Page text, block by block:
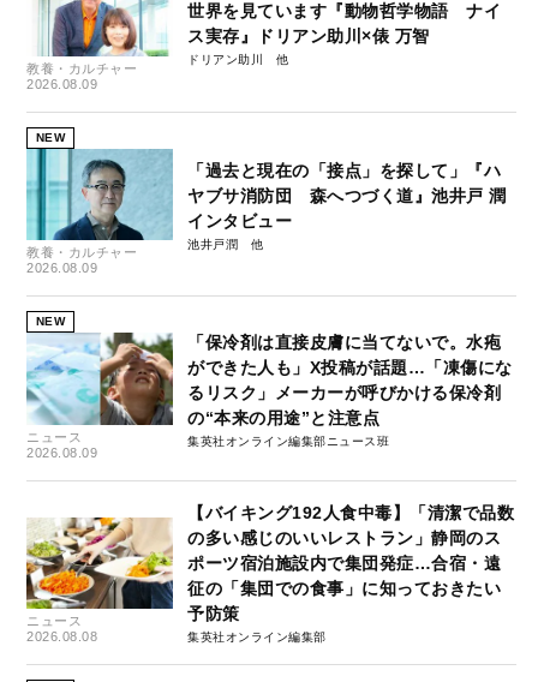
教養・カルチャー
2026.08.09
世界を見ています『動物哲学物語 ナイ
ス実存』ドリアン助川×俵 万智
ドリアン助川
NEW
教養・カルチャー
2026.08.09
「過去と現在の「接点」を探して」『ハ
ヤブサ消防団 森へつづく道』池井戸 潤
インタビュー
池井戸潤
NEW
ニュース
2026.08.09
「保冷剤は直接皮膚に当てないで。水疱
ができた人も」X投稿が話題…「凍傷にな
るリスク」メーカーが呼びかける保冷剤
の“本来の用途”と注意点
集英社オンライン編集部ニュース班
ニュース
2026.08.08
【バイキング192人食中毒】「清潔で品数
の多い感じのいいレストラン」静岡のス
ポーツ宿泊施設内で集団発症…合宿・遠
征の「集団での食事」に知っておきたい
予防策
集英社オンライン編集部